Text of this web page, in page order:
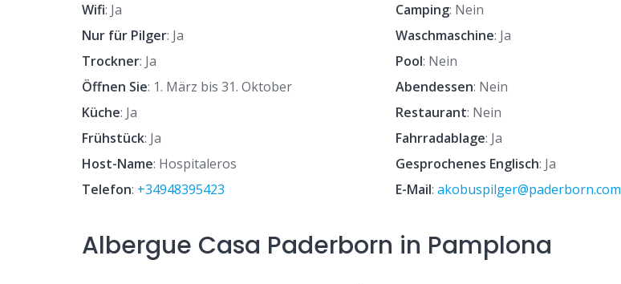
Wifi: Ja Camping: Nein
Nur für Pilger: Ja Waschmaschine: Ja
Trockner: Ja Pool: Nein
Öffnen Sie: 1. März bis 31. Oktober Abendessen: Nein
Küche: Ja Restaurant: Nein
Frühstück: Ja Fahrradablage: Ja
Host-Name: Hospitaleros Gesprochenes Englisch: Ja
Telefon: +34948395423 E-Mail: akobuspilger@paderborn.com
Albergue Casa Paderborn in Pamplona